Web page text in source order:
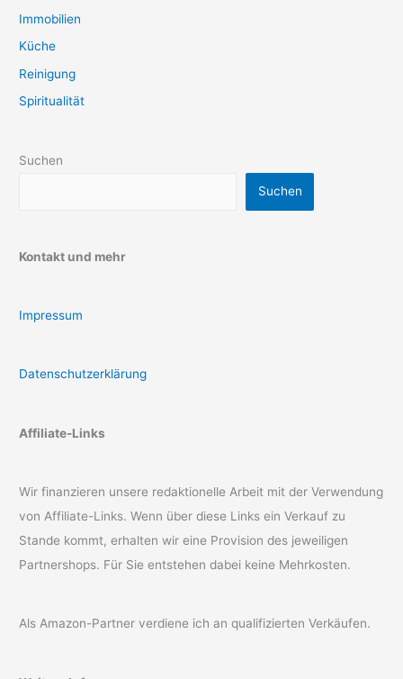
Immobilien
Küche
Reinigung
Spiritualität
Suchen
Suchen
Kontakt und mehr
Impressum
Datenschutzerklärung
Affiliate-Links
Wir finanzieren unsere redaktionelle Arbeit mit der Verwendung
von Affiliate-Links. Wenn über diese Links ein Verkauf zu
Stande kommt, erhalten wir eine Provision des jeweiligen
Partnershops. Für Sie entstehen dabei keine Mehrkosten.
Als Amazon-Partner verdiene ich an qualifizierten Verkäufen.